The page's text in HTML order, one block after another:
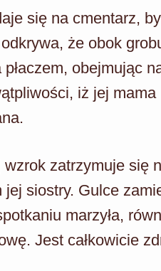
się na cmentarz,
że obok
płaczem, obejmując
iż jej
wzrok zatrzymuje się
jej siostry. Gulce
marzyła,
Jest całkowicie